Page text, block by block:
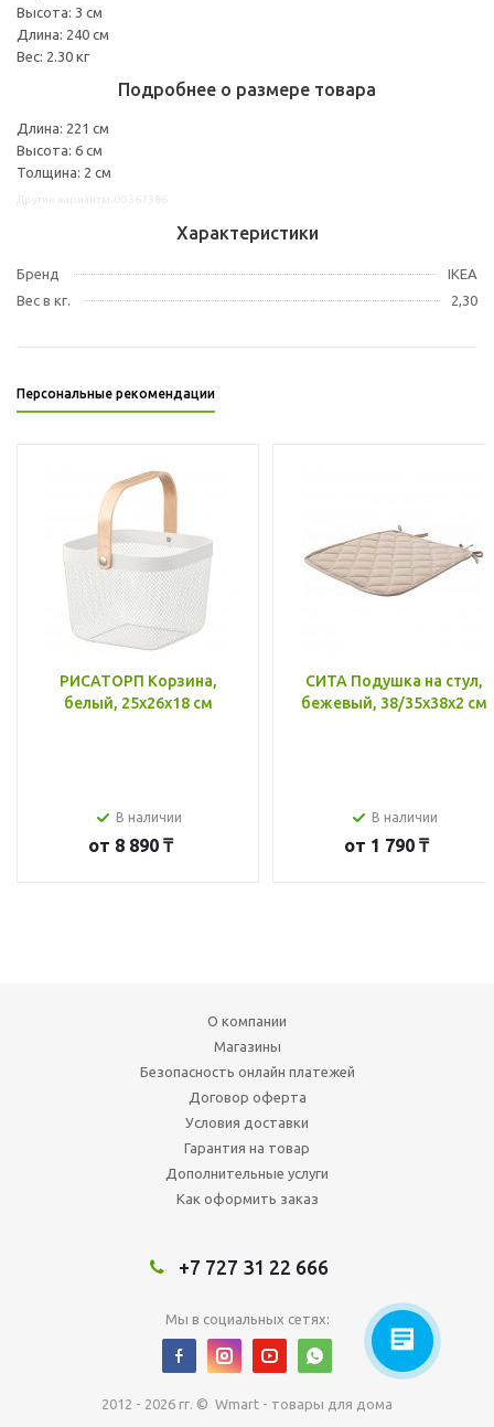
Высота: 3 см
Длина: 240 см
Вес: 2.30 кг
Подробнее о размере товара
Длина: 221 см
Высота: 6 см
Толщина: 2 см
Характеристики
Бренд
IKEA
Вес в кг.
2,30
Персональные рекомендации
РИСАТОРП Корзина,
белый, 25x26x18 см
В наличии
от 8 890 ₸
СИТА Подушка на стул,
бежевый, 38/35x38x2 см
В наличии
от 1 790 ₸
О компании
Магазины
Безопасность онлайн платежей
Договор оферта
Условия доставки
Гарантия на товар
Дополнительные услуги
Как оформить заказ
+7 727 31 22 666
Мы в социальных сетях:
2012 - 2026 гг. © Wmart - товары для дома